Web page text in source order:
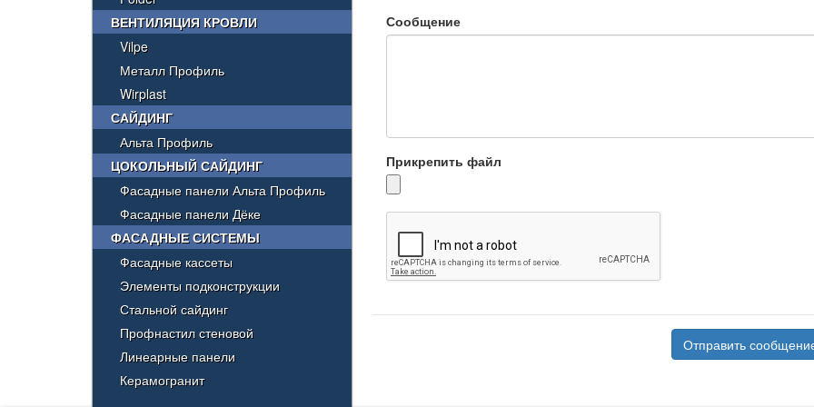
Сообщение
Прикрепить файл
Отправить
ВЕНТИЛЯЦИЯ КРОВЛИ
Vilpe
Металл Профиль
Wirplast
САЙДИНГ
Альта Профиль
ЦОКОЛЬНЫЙ САЙДИНГ
Фасадные панели Альта Профиль
Фасадные панели Дёке
ФАСАДНЫЕ СИСТЕМЫ
Фасадные кассеты
Элементы подконструкции
Стальной сайдинг
Профнастил стеновой
Линеарные панели
Керамогранит